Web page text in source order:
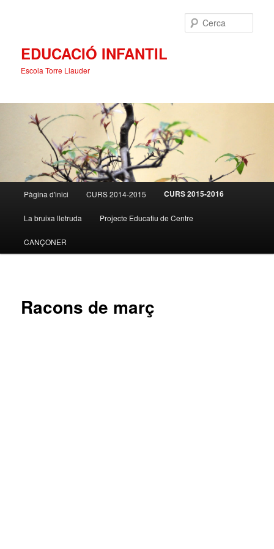
EDUCACIÓ INFANTIL
Escola Torre Llauder
principal
Aneu
al
contingut
Pàgina d'inici CURS 2014-2015 CURS 2015-2016
La bruixa lletruda Projecte Educatiu de Centre
CANÇONER
Racons de març